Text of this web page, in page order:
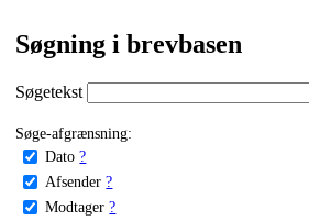
Søgning i brevbasen
Søgetekst
Søge-afgrænsning:
Dato ?
Afsender ?
Modtager ?